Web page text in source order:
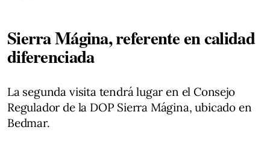
Sierra Mágina, referente en calidad
diferenciada
La segunda visita tendrá lugar en el Consejo
Regulador de la DOP Sierra Mágina, ubicado en
Bedmar.